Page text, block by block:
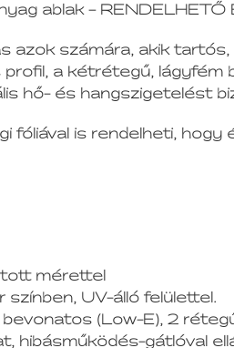
ablak – RENDELHETŐ
azok számára, akik
a kétrétegű, lágyfém
hő- és hangszigetelést
fóliával is rendelheti,
mérettel
színben, UV-álló felülettel.
(Low-E), 2
hibásműködés-gátlóval